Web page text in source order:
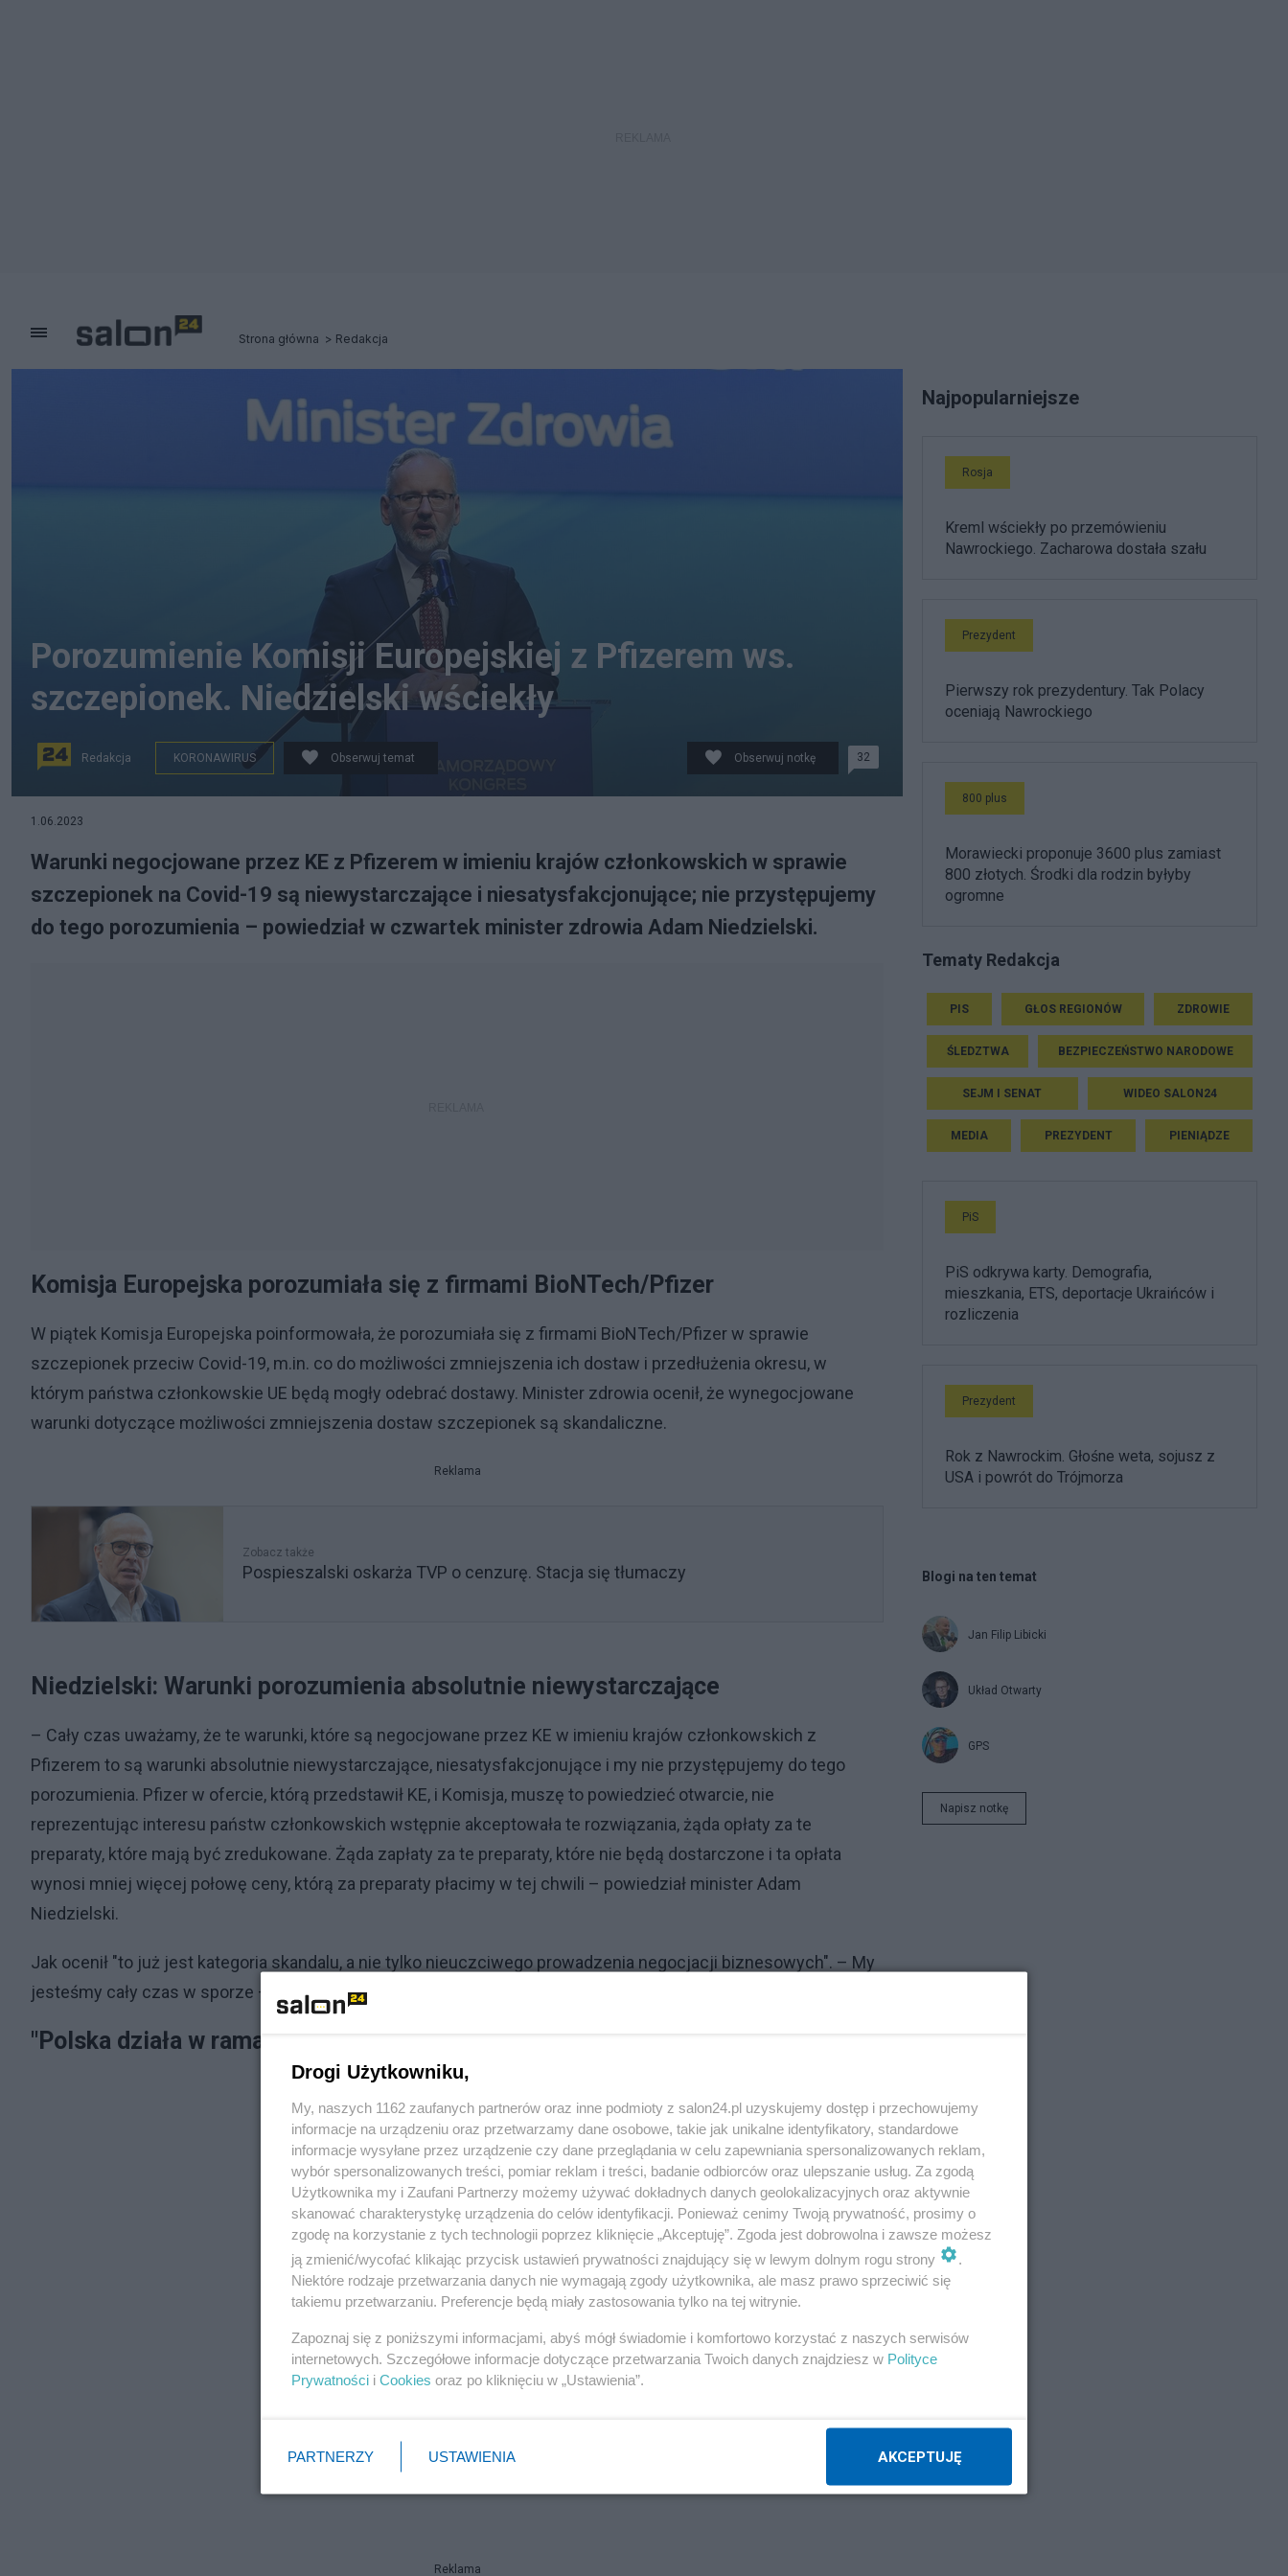
Strona główna Redakcja
Porozumienie Komisji Europejskiej z Pfizerem ws.
szczepionek. Niedzielski wściekły
Redakcja KORONAWIRUS Obserwuj temat Obserwuj notkę 32
1.06.2023
Warunki negocjowane przez KE z Pfizerem w imieniu krajów członkowskich w sprawie
szczepionek na Covid-19 są niewystarczające i niesatysfakcjonujące; nie przystępujemy
do tego porozumienia – powiedział w czwartek minister zdrowia Adam Niedzielski.
Komisja Europejska porozumiała się z firmami BioNTech/Pfizer
W piątek Komisja Europejska poinformowała, że porozumiała się z firmami BioNTech/Pfizer w sprawie
szczepionek przeciw Covid-19, m.in. co do możliwości zmniejszenia ich dostaw i przedłużenia okresu, w
którym państwa członkowskie UE będą mogły odebrać dostawy. Minister zdrowia ocenił, że wynegocjowane
warunki dotyczące możliwości zmniejszenia dostaw szczepionek są skandaliczne.
Reklama
Zobacz także
Pospieszalski oskarża TVP o cenzurę. Stacja się tłumaczy
Niedzielski: Warunki porozumienia absolutnie niewystarczające
– Cały czas uważamy, że te warunki, które są negocjowane przez KE w imieniu krajów członkowskich z
Pfizerem to są warunki absolutnie niewystarczające, niesatysfakcjonujące i my nie przystępujemy do tego
porozumienia. Pfizer w ofercie, którą przedstawił KE, i Komisja, muszę to powiedzieć otwarcie, nie
reprezentując interesu państw członkowskich wstępnie akceptowała te rozwiązania, żąda opłaty za te
preparaty, które mają być zredukowane. Żąda zapłaty za te preparaty, które nie będą dostarczone i ta opłata
wynosi mniej więcej połowę ceny, którą za preparaty płacimy w tej chwili – powiedział minister Adam
Niedzielski.
Jak ocenił "to już jest kategoria skandalu, a nie tylko nieuczciwego prowadzenia negocjacji biznesowych". – My
jesteśmy cały czas w sporze – zaznaczył.
"Polska działa w ramach klauzuli siły wyższej"
Reklama
Najpopularniejsze
Rosja
Kreml wściekły po przemówieniu
Nawrockiego. Zacharowa dostała szału
Prezydent
Pierwszy rok prezydentury. Tak Polacy
oceniają Nawrockiego
800 plus
Morawiecki proponuje 3600 plus zamiast
800 złotych. Środki dla rodzin byłyby
ogromne
Tematy Redakcja
PIS GŁOS REGIONÓW ZDROWIE
ŚLEDZTWA BEZPIECZEŃSTWO NARODOWE
SEJM I SENAT WIDEO SALON24
MEDIA PREZYDENT PIENIĄDZE
PiS
PiS odkrywa karty. Demografia,
mieszkania, ETS, deportacje Ukraińców i
rozliczenia
Prezydent
Rok z Nawrockim. Głośne weta, sojusz z
USA i powrót do Trójmorza
Blogi na ten temat
Jan Filip Libicki
Układ Otwarty
GPS
Napisz notkę
Drogi Użytkowniku,
My, naszych 1162 zaufanych partnerów oraz inne podmioty z salon24.pl uzyskujemy dostęp i przechowujemy
informacje na urządzeniu oraz przetwarzamy dane osobowe, takie jak unikalne identyfikatory, standardowe
informacje wysyłane przez urządzenie czy dane przeglądania w celu zapewniania spersonalizowanych reklam,
wybór spersonalizowanych treści, pomiar reklam i treści, badanie odbiorców oraz ulepszanie usług. Za zgodą
Użytkownika my i Zaufani Partnerzy możemy używać dokładnych danych geolokalizacyjnych oraz aktywnie
skanować charakterystykę urządzenia do celów identyfikacji. Ponieważ cenimy Twoją prywatność, prosimy o
zgodę na korzystanie z tych technologii poprzez kliknięcie „Akceptuję”. Zgoda jest dobrowolna i zawsze możesz
ją zmienić/wycofać klikając przycisk ustawień prywatności znajdujący się w lewym dolnym rogu strony
.
Niektóre rodzaje przetwarzania danych nie wymagają zgody użytkownika, ale masz prawo sprzeciwić się
takiemu przetwarzaniu. Preferencje będą miały zastosowania tylko na tej witrynie.
Zapoznaj się z poniższymi informacjami, abyś mógł świadomie i komfortowo korzystać z naszych serwisów
internetowych. Szczegółowe informacje dotyczące przetwarzania Twoich danych znajdziesz w Polityce
Prywatności i Cookies oraz po kliknięciu w „Ustawienia”.
PARTNERZY USTAWIENIA AKCEPTUJĘ